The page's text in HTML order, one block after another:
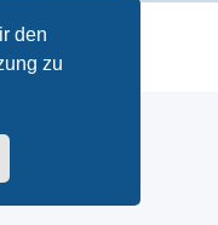
den
zu
© phpBB Limited